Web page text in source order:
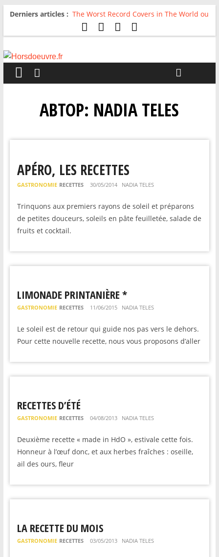
Derniers articles : The Worst Record Covers in The World ou
Comment rire du pire
Avril 2026 : C’est dans les vieux pots
For The First Time, Again : Tyler Ballgame
АВТОР: NADIA TELES
APÉRO, LES RECETTES
GASTRONOMIE RECETTES 30/05/2014 NADIA TELES
Trinquons aux premiers rayons de soleil et préparons
de petites douceurs, soleils en pâte feuilletée, salade de
fruits et cocktail.
LIMONADE PRINTANIÈRE *
GASTRONOMIE RECETTES 11/06/2015 NADIA TELES
Le soleil est de retour qui guide nos pas vers le dehors.
Pour cette nouvelle recette, nous vous proposons d’aller
RECETTES D’ÉTÉ
GASTRONOMIE RECETTES 04/08/2013 NADIA TELES
Deuxième recette « made in HdO », estivale cette fois.
Honneur à l’œuf donc, et aux herbes fraîches : oseille,
ail des ours, fleur
LA RECETTE DU MOIS
GASTRONOMIE RECETTES 03/05/2013 NADIA TELES